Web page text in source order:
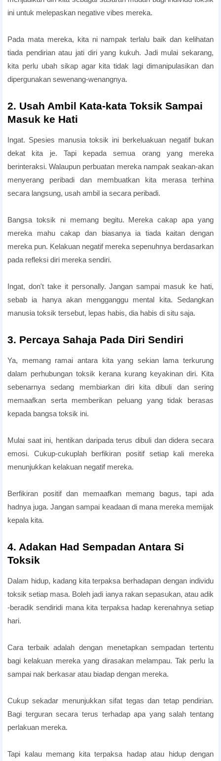
ini untuk melepaskan negative vibes mereka.
Pada mata mereka, kita ni nampak terlalu baik dan kelihatan
tiada pendirian atau jati diri yang kukuh. Jadi mulai sekarang,
kita perlu ubah sikap agar kita tidak lagi dimanipulasikan dan
dipergunakan sewenang-wenangnya.
2. Usah Ambil Kata-kata Toksik Sampai
Masuk ke Hati
Ingat. Spesies manusia toksik ini berkeluakuan negatif bukan
dekat kita je. Tapi kepada semua orang yang mereka
berinteraksi. Walaupun perbuatan mereka nampak seakan-akan
menyerang peribadi dan membuatkan kita merasa terhina
secara langsung, usah ambil ia secara peribadi.
Bangsa toksik ni memang begitu. Mereka cakap apa yang
mereka mahu cakap dan biasanya ia tiada kaitan dengan
mereka pun. Kelakuan negatif mereka sepenuhnya berdasarkan
pada refleksi diri mereka sendiri.
Ingat, don't take it personally. Jangan sampai masuk ke hati,
sebab ia hanya akan mengganggu mental kita. Sedangkan
manusia toksik tersebut, lepas habis, dia habis di situ saja.
3. Percaya Sahaja Pada Diri Sendiri
Ya, memang ramai antara kita yang sekian lama terkurung
dalam perhubungan toksik kerana kurang keyakinan diri. Kita
sebenarnya sedang membiarkan diri kita dibuli dan sering
memaafkan serta memberikan peluang yang tidak berasas
kepada bangsa toksik ini.
Mulai saat ini, hentikan daripada terus dibuli dan didera secara
emosi. Cukup-cukuplah berfikiran positif setiap kali mereka
menunjukkan kelakuan negatif mereka.
Berfikiran positif dan memaafkan memang bagus, tapi ada
hadnya juga. Jangan sampai keadaan di mana mereka memijak
kepala kita.
4. Adakan Had Sempadan Antara Si
Toksik
Dalam hidup, kadang kita terpaksa berhadapan dengan individu
toksik setiap masa. Boleh jadi ianya rakan sepasukan, atau adik
-beradik sendiridi mana kita terpaksa hadap kerenahnya setiap
hari.
Cara terbaik adalah dengan menetapkan sempadan tertentu
bagi kelakuan mereka yang dirasakan melampau. Tak perlu la
sampai nak berkasar atau biadap dengan mereka.
Cukup sekadar menunjukkan sifat tegas dan tetap pendirian.
Bagi terguran secara terus terhadap apa yang salah tentang
perlakuan mereka.
Tapi kalau memang kita terpaksa hadap atau hidup dengan